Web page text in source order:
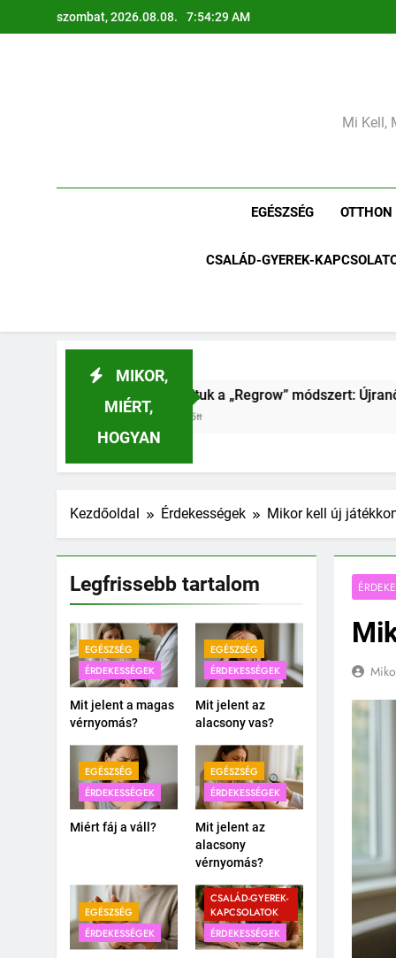
a
szombat, 2026.08.08. 7:54:31 AM
Mi Kell,
EGÉSZSÉG OTTHON
CSALÁD-GYEREK-
MIKOR,
MIÉRT,
HOGYAN
a „Regrow” módszert: Újranő a bolti póréhagyma egy
Kezdőoldal Érdekességek Mikor kell új
Legfrissebb tartalom
EGÉSZSÉG
ÉRDEKESSÉGEK
Mit jelent a magas
vérnyomás?
EGÉSZSÉG
ÉRDEKESSÉGEK
Mit jelent az
alacsony vas?
EGÉSZSÉG
ÉRDEKESSÉGEK
Miért fáj a váll?
EGÉSZSÉG
ÉRDEKESSÉGEK
Mit jelent az
alacsony
vérnyomás?
EGÉSZSÉG
ÉRDEKESSÉGEK
CSALÁD-GYEREK-
KAPCSOLATOK
ÉRDEKESSÉGEK